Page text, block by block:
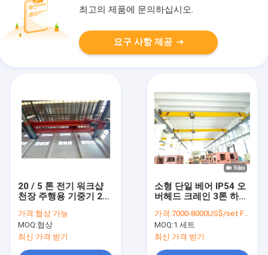
최고의 제품에 문의하십시오.
요구 사항 제공
20 / 5 톤 전기 워크샵
천장 주행용 기중기 2중
가격:협상 가능
MOQ:협상
최신 가격 받기
소형 단일 베어 IP54 오
버헤드 크레인 3톤 하이
가격:7000-8000US$/set FOB Shanghai
MOQ:1 세트
최신 가격 받기